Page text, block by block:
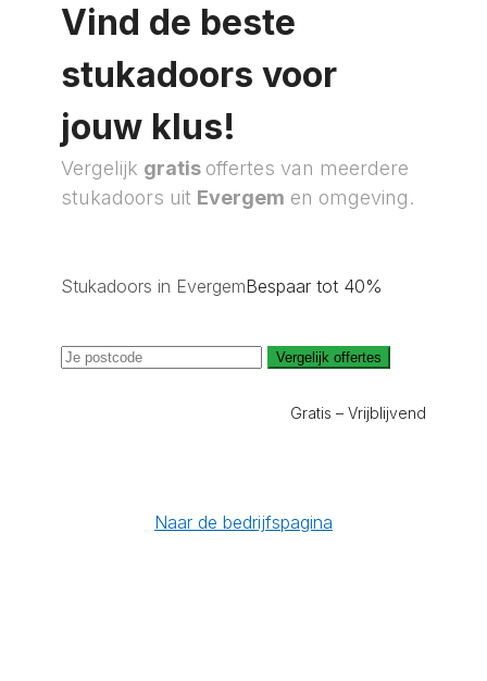
Vind de beste
stukadoors voor
jouw klus!
Vergelijk gratis offertes van meerdere
stukadoors uit Evergem en omgeving.
Stukadoors in EvergemBespaar tot 40%
Vergelijk offertes
Gratis – Vrijblijvend
Naar de bedrijfspagina